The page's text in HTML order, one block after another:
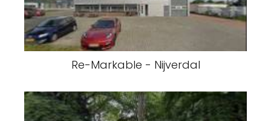
Re-Markable - Nijverdal